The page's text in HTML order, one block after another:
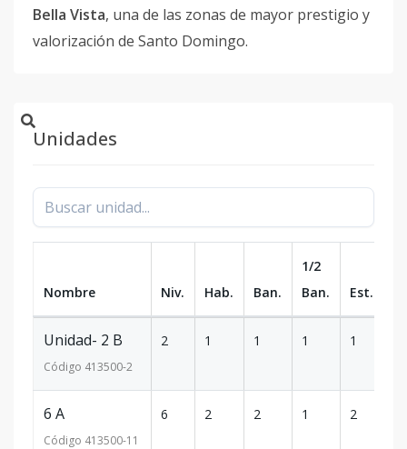
Bella Vista, una de las zonas de mayor prestigio y
valorización de Santo Domingo.
Unidades
Nombre Niv. Hab. Ban.
1/2
Ban.
Est.
Unidad- 2 B
Código 413500-2
2 1 1 1 1
6 A
Código 413500-11
6 2 2 1 2